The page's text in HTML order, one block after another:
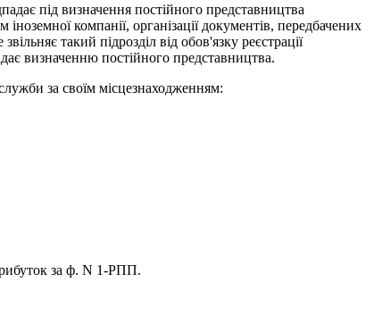
під визначення постійного представництва
компанії, організації документів, передбачених
такий підрозділ від обов'язку реєстрації
визначенню постійного представництва.
за своїм місцезнаходженням:
за ф. N 1-РПП.